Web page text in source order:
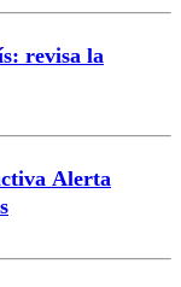
revisa la
Alerta